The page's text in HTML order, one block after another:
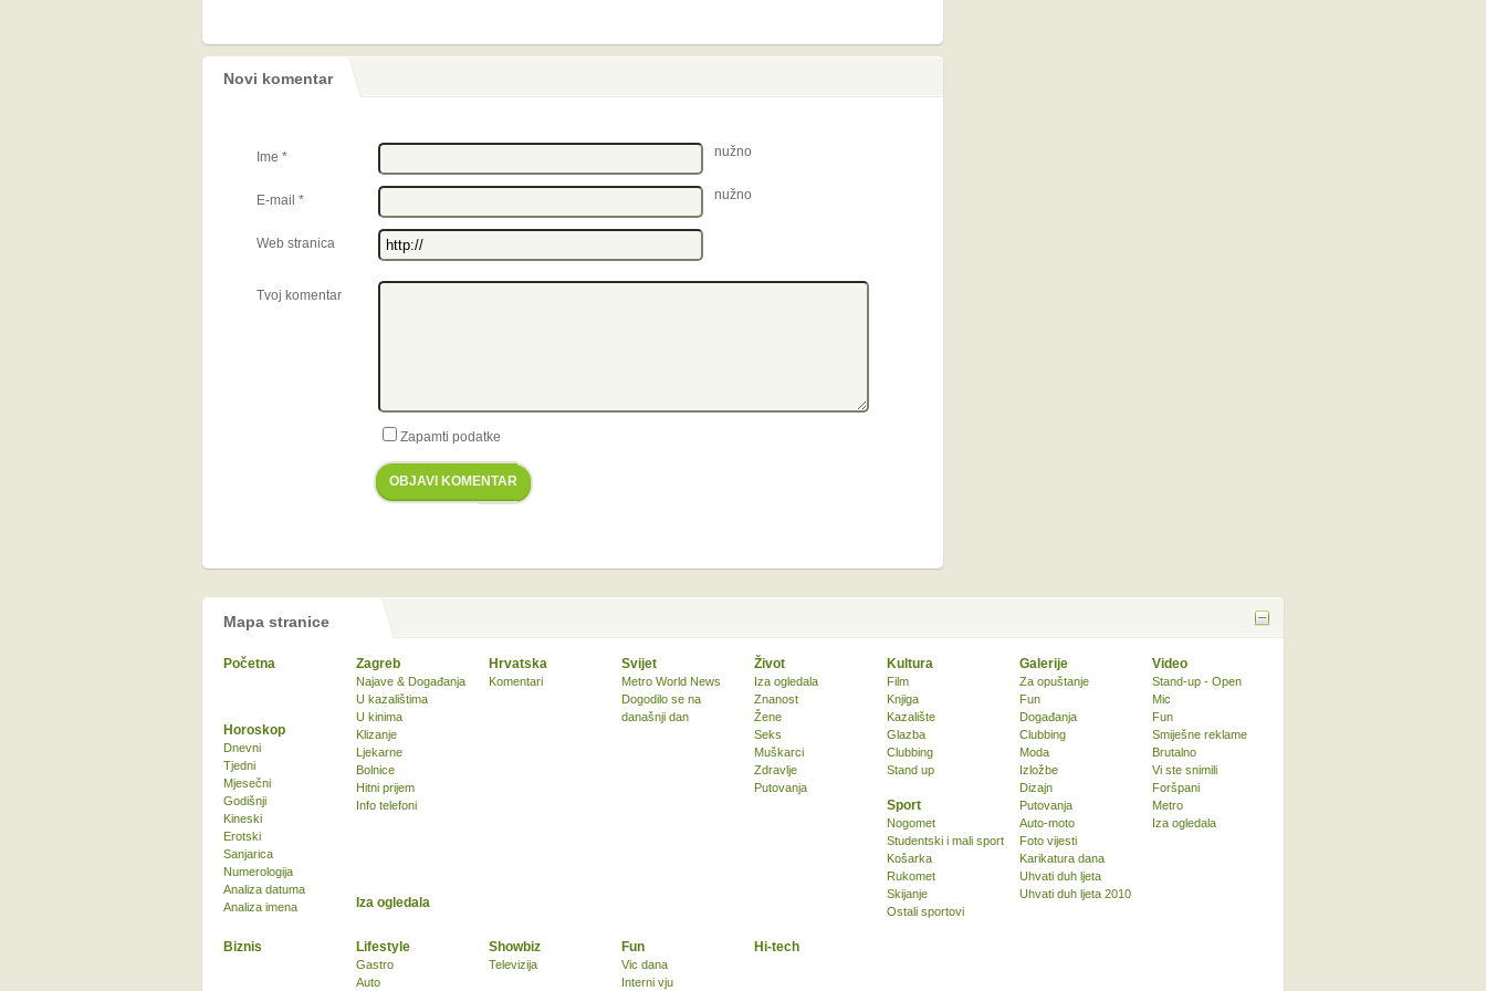
Novi komentar
Ime * nužno
E-mail * nužno
Web stranica
Tvoj komentar
Zapamti podatke
OBJAVI KOMENTAR
Mapa stranice
Početna Zagreb
Najave & Događanja
U kazalištima
U kinima
Klizanje
Ljekarne
Bolnice
Hitni prijem
Info telefoni
Hrvatska
Komentari
Svijet
Metro World News
Dogodilo se na
današnji dan
Život
Iza ogledala
Znanost
Žene
Seks
Muškarci
Zdravlje
Putovanja
Kultura
Film
Knjiga
Kazalište
Glazba
Clubbing
Stand up
Sport
Nogomet
Studentski i mali sport
Košarka
Rukomet
Skijanje
Ostali sportovi
Biznis Lifestyle
Gastro
Auto
Showbiz
Televizija
Fun
Vic dana
Interni vju
Horoskop
Dnevni
Tjedni
Mjesečni
Godišnji
Kineski
Erotski
Sanjarica
Numerologija
Analiza datuma
Analiza imena
Iza ogledala
Hi-tech
Galerije
Za opuštanje
Fun
Događanja
Clubbing
Moda
Izložbe
Dizajn
Putovanja
Auto-moto
Foto vijesti
Karikatura dana
Uhvati duh ljeta
Uhvati duh ljeta 2010
Video
Stand-up - Open
Mic
Fun
Smiješne reklame
Brutalno
Vi ste snimili
Foršpani
Metro
Iza ogledala